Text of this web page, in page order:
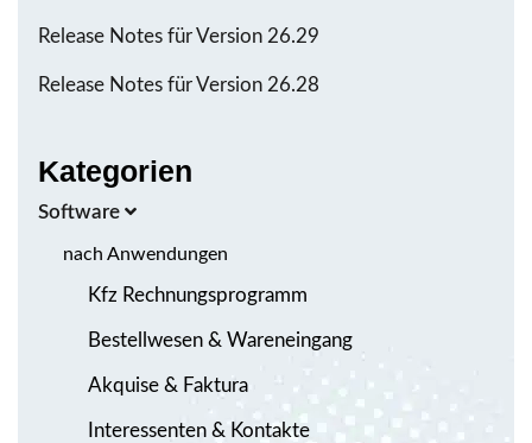
Release Notes für Version 26.29
Release Notes für Version 26.28
Kategorien
Software
nach Anwendungen
Kfz Rechnungsprogramm
Bestellwesen & Wareneingang
Akquise & Faktura
Interessenten & Kontakte